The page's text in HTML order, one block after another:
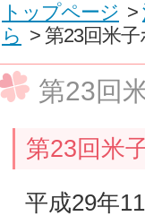
トップページ >
ら > 第23回米
第23回
第23回米
平成29年